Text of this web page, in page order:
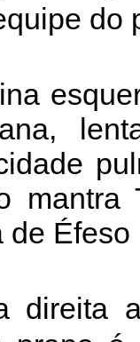
do
de
direita